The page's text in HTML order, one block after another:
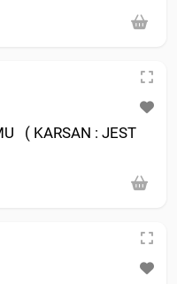
( KARSAN : JEST